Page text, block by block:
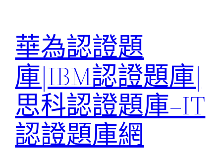
華為認證題
庫|IBM認證題庫|
思科認證題庫–IT
認證題庫網